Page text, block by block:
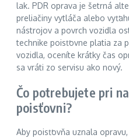
lak. PDR oprava je šetrná
preliačiny vytláča alebo
nástrojov a povrch vozidla
technike poisťovne platia za
vozidla, oceníte krátky čas
sa vráti zo servisu ako nový.
Čo potrebujete pri
poisťovni?
Aby poisťovňa uznala